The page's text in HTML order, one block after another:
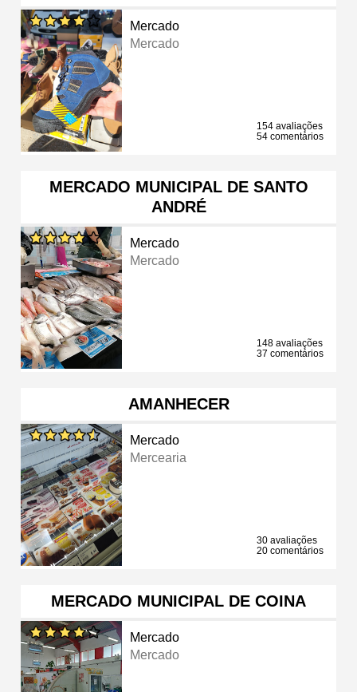
Mercado
Mercado
154 avaliações
54 comentários
MERCADO MUNICIPAL DE SANTO
ANDRÉ
Mercado
Mercado
148 avaliações
37 comentários
AMANHECER
Mercado
Mercearia
30 avaliações
20 comentários
MERCADO MUNICIPAL DE COINA
Mercado
Mercado